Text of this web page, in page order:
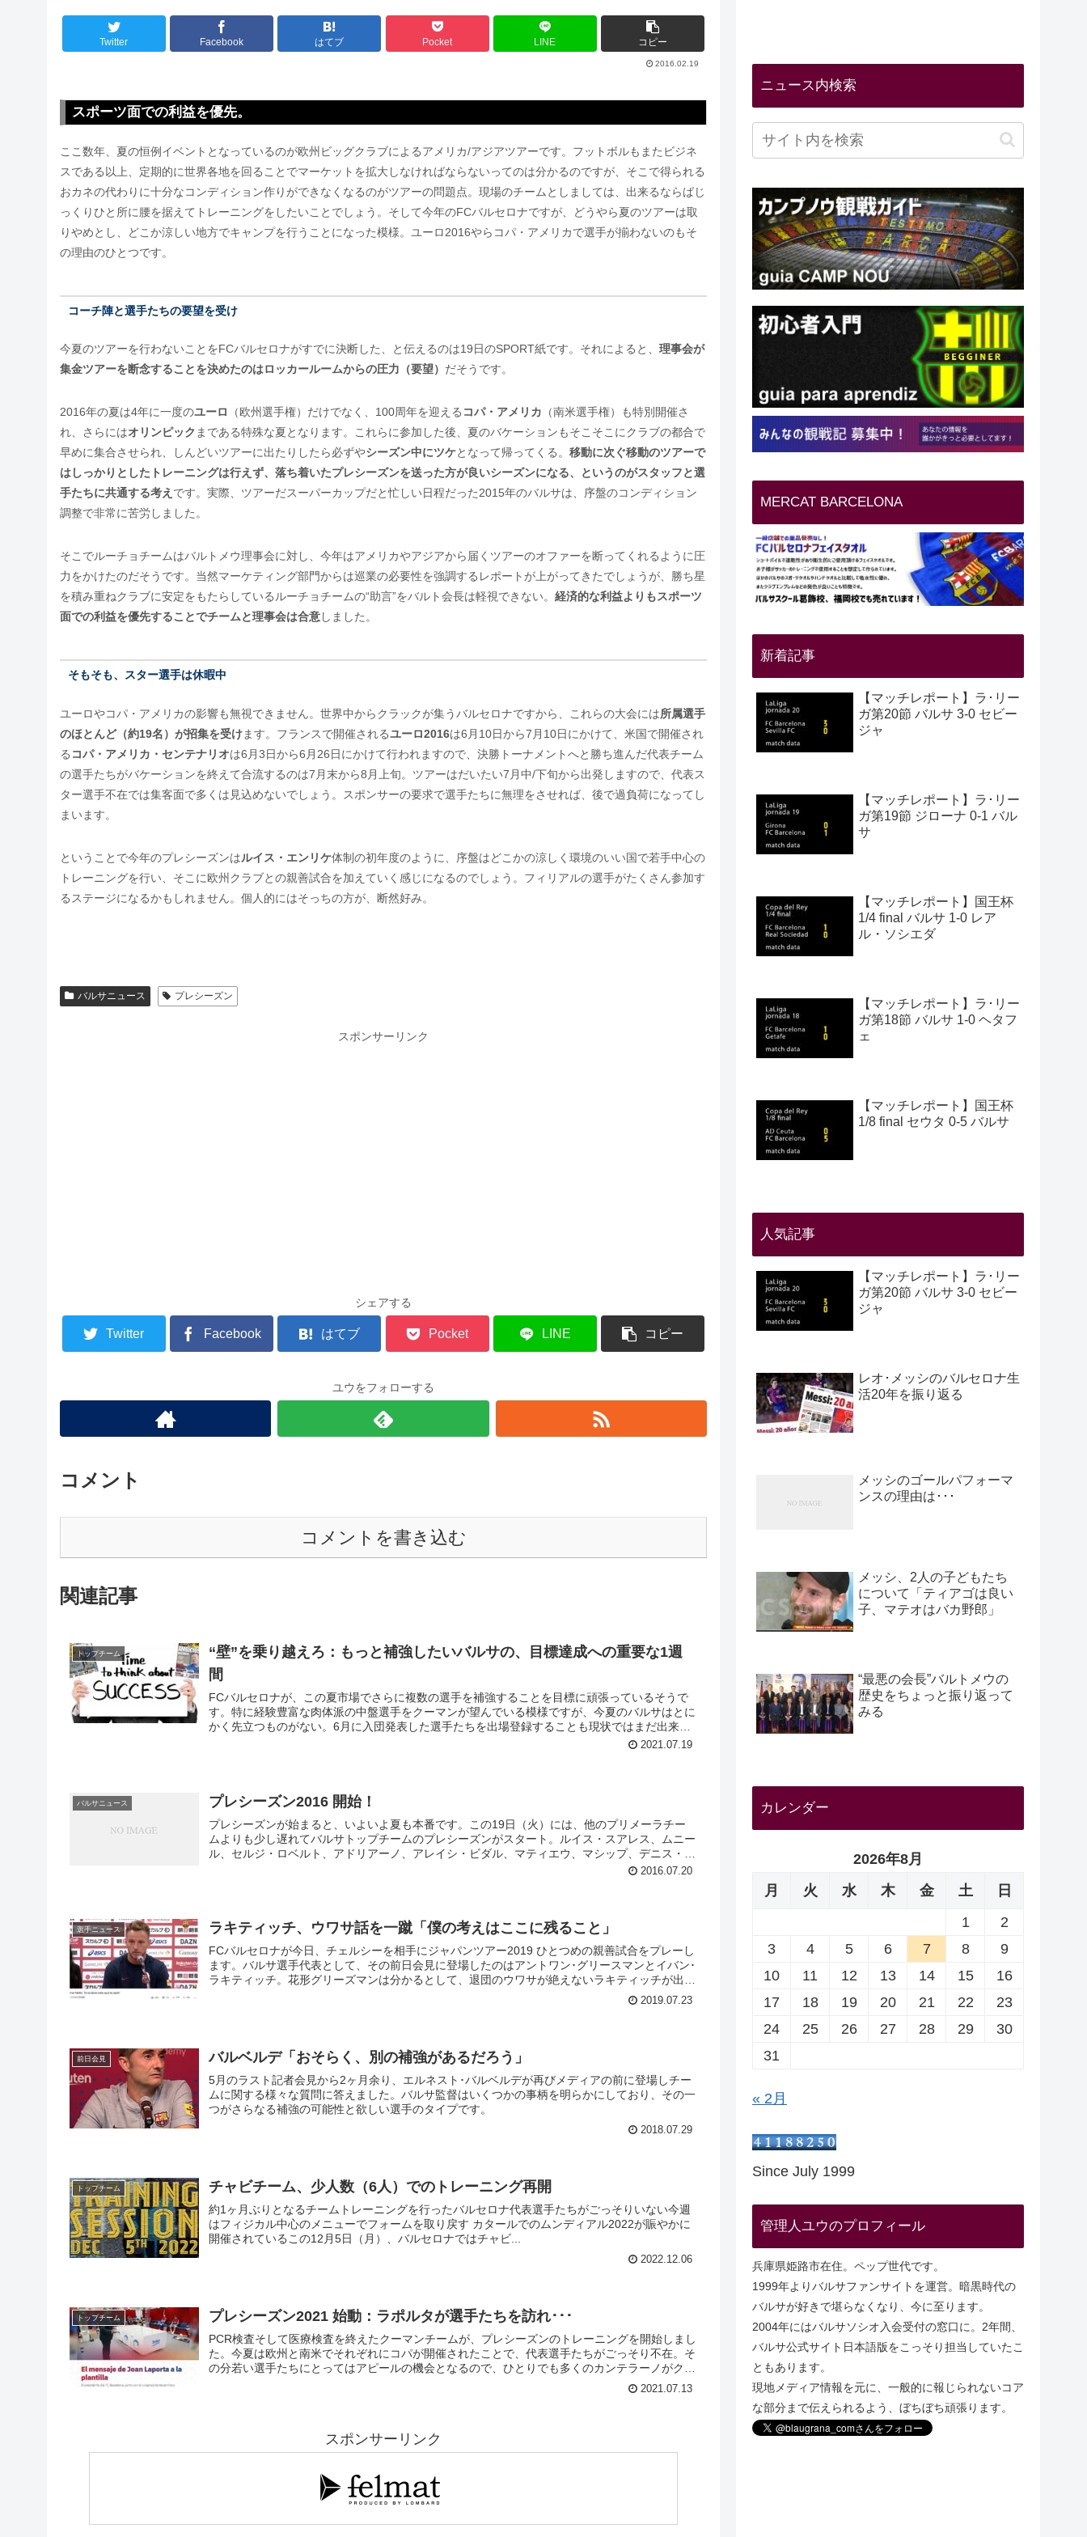
Twitter Facebook はてブ Pocket LINE コピー
2016.02.19
スポーツ面での利益を優先。
ここ数年、夏の恒例イベントとなっているのが欧州ビッグクラブによるアメリカ/アジアツアーです。フットボルもまたビジネ
スである以上、定期的に世界各地を回ることでマーケットを拡大しなければならないってのは分かるのですが、そこで得られる
おカネの代わりに十分なコンディション作りができなくなるのがツアーの問題点。現場のチームとしましては、出来るならばじ
っくりひと所に腰を据えてトレーニングをしたいことでしょう。そして今年のFCバルセロナですが、どうやら夏のツアーは取
りやめとし、どこか涼しい地方でキャンプを行うことになった模様。ユーロ2016やらコパ・アメリカで選手が揃わないのもそ
の理由のひとつです。
コーチ陣と選手たちの要望を受け
今夏のツアーを行わないことをFCバルセロナがすでに決断した、と伝えるのは19日のSPORT紙です。それによると、 理事会が
集金ツアーを断念することを決めたのはロッカールームからの圧力（要望） だそうです。
2016年の夏は4年に一度のユーロ （欧州選手権）だけでなく、100周年を迎える コパ・アメリカ （南米選手権）も特別開催さ
れ、さらにはオリンピック まである特殊な夏となります。これらに参加した後、夏のバケーションもそこそこにクラブの都合で
早めに集合させられ、しんどいツアーに出たりしたら必ずやシーズン中にツケとなって帰ってくる。 移動に次ぐ移動のツアーで
はしっかりとしたトレーニングは行えず、落ち着いたプレシーズンを送った方が良いシーズンになる、というのがスタッフと選
手たちに共通する考え です。実際、ツアーだスーパーカップだと忙しい日程だった2015年のバルサは、序盤のコンディション
調整で非常に苦労しました。
そこでルーチョチームはバルトメウ理事会に対し、今年はアメリカやアジアから届くツアーのオファーを断ってくれるように圧
力をかけたのだそうです。当然マーケティング部門からは巡業の必要性を強調するレポートが上がってきたでしょうが、勝ち星
を積み重ねクラブに安定をもたらしているルーチョチームの“助言”をバルト会長は軽視できない。 経済的な利益よりもスポーツ
面での利益を優先することでチームと理事会は合意しました。
そもそも、スター選手は休暇中
ユーロやコパ・アメリカの影響も無視できません。世界中からクラックが集うバルセロナですから、これらの大会には所属選手
のほとんど（約19名）が招集を受けます。フランスで開催されるユーロ2016は6月10日から7月10日にかけて、米国で開催され
る コパ・アメリカ・センテナリオは6月3日から6月26日にかけて行われますので、決勝トーナメントへと勝ち進んだ代表チーム
の選手たちがバケーションを終えて合流するのは7月末から8月上旬。ツアーはだいたい7月中/下旬から出発しますので、代表ス
ター選手不在では集客面で多くは見込めないでしょう。スポンサーの要求で選手たちに無理をさせれば、後で過負荷になってし
まいます。
ということで今年のプレシーズンはルイス・エンリケ体制の初年度のように、序盤はどこかの涼しく環境のいい国で若手中心の
トレーニングを行い、そこに欧州クラブとの親善試合を加えていく感じになるのでしょう。フィリアルの選手がたくさん参加す
るステージになるかもしれません。個人的にはそっちの方が、断然好み。
バルサニュース プレシーズン
スポンサーリンク
シェアする
Twitter Facebook はてブ Pocket LINE コピー
ユウをフォローする
コメント
コメントを書き込む
関連記事
トップチーム
“壁”を乗り越えろ：もっと補強したいバルサの、目標達成への重要な1週
間
FCバルセロナが、この夏市場でさらに複数の選手を補強することを目標に頑張っているそうで
す。特に経験豊富な肉体派の中盤選手をクーマンが望んでいる模様ですが、今夏のバルサはとに
かく先立つものがない。6月に入団発表した選手たちを出場登録することも現状ではまだ出来な
いらしく、まずはサラリー削減に全力で取り組むところです。毎週言ってる気がしますが、重要
2021.07.19
バルサニュース プレシーズン2016 開始！
プレシーズンが始まると、いよいよ夏も本番です。この19日（火）には、他のプリメーラチー
ムよりも少し遅れてバルサトップチームのプレシーズンがスタート。ルイス・スアレス、ムニー
ル、セルジ・ロベルト、アドリアーノ、アレイシ・ビダル、マティエウ、マシップ、デニス・ス
アレス、そしてサンペールら9選手が恒例の身体/体力検査を受けました。20日からは基礎体力を
2016.07.20
選手ニュース ラキティッチ、ウワサ話を一蹴「僕の考えはここに残ること」
FCバルセロナが今日、チェルシーを相手にジャパンツアー2019 ひとつめの親善試合をプレーし
ます。バルサ選手代表として、その前日会見に登場したのはアントワン･グリースマンとイバン･
ラキティッチ。花形グリーズマンは分かるとして、退団のウワサが絶えないラキティッチが出る
2019.07.23
前日会見 バルベルデ「おそらく、別の補強があるだろう」
5月のラスト記者会見から2ヶ月余り、エルネスト･バルベルデが再びメディアの前に登場しチー
ムに関する様々な質問に答えました。バルサ監督はいくつかの事柄を明らかにしており、その一
つがさらなる補強の可能性と欲しい選手のタイプです。
2018.07.29
トップチーム チャビチーム、少人数（6人）でのトレーニング再開
約1ヶ月ぶりとなるチームトレーニングを行ったバルセロナ代表選手たちがごっそりいない今週
はフィジカル中心のメニューでフォームを取り戻す カタールでのムンディアル2022が賑やかに
開催されているこの12月5日（月）、バルセロナではチャビ...
2022.12.06
トップチーム プレシーズン2021 始動：ラポルタが選手たちを訪れ･･･
PCR検査そして医療検査を終えたクーマンチームが、プレシーズンのトレーニングを開始しまし
た。今夏は欧州と南米でそれぞれにコパが開催されたことで、代表選手たちがごっそり不在。そ
の分若い選手たちにとってはアピールの機会となるので、ひとりでも多くのカンテラーノがクー
マンの目に止まることを期待しましょう。初日となった昨日は、ラポルタ会長が選手たちを激励
2021.07.13
スポンサーリンク
ニュース内検索
MERCAT BARCELONA
新着記事
【マッチレポート】ラ･リー
ガ第20節 バルサ 3-0 セビー
ジャ
【マッチレポート】ラ･リー
ガ第19節 ジローナ 0-1 バル
サ
【マッチレポート】国王杯
1/4 final バルサ 1-0 レア
ル・ソシエダ
【マッチレポート】ラ･リー
ガ第18節 バルサ 1-0 ヘタフ
ェ
【マッチレポート】国王杯
1/8 final セウタ 0-5 バルサ
人気記事
【マッチレポート】ラ･リー
ガ第20節 バルサ 3-0 セビー
ジャ
レオ･メッシのバルセロナ生
活20年を振り返る
メッシのゴールパフォーマ
ンスの理由は･･･
メッシ、2人の子どもたち
について「ティアゴは良い
子、マテオはバカ野郎」
“最悪の会長”バルトメウの
歴史をちょっと振り返って
みる
カレンダー
2026年8月
月
火 水 木 金 土
日
1
2
3
4 5 6 7 8
9
10
11 12 13 14 15
16
17
18 19 20 21 22
23
24
25 26 27 28 29
30
31
« 2月
Since July 1999
管理人ユウのプロフィール
兵庫県姫路市在住。ペップ世代です。
1999年よりバルサファンサイトを運営。暗黒時代の
バルサが好きで堪らなくなり、今に至ります。
2004年にはバルサソシオ入会受付の窓口に。2年間、
バルサ公式サイト日本語版をこっそり担当していたこ
ともあります。
現地メディア情報を元に、一般的に報じられないコア
な部分まで伝えられるよう、ぼちぼち頑張ります。